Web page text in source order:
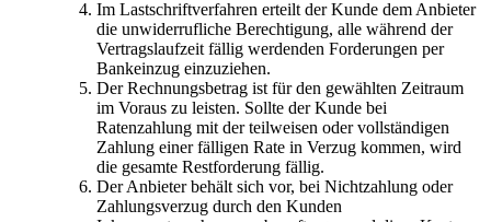
Im Lastschriftverfahren erteilt der Kunde dem Anbieter
die unwiderrufliche Berechtigung, alle während der
Vertragslaufzeit fällig werdenden Forderungen per
Bankeinzug einzuziehen.
Der Rechnungsbetrag ist für den gewählten Zeitraum
im Voraus zu leisten. Sollte der Kunde bei
Ratenzahlung mit der teilweisen oder vollständigen
Zahlung einer fälligen Rate in Verzug kommen, wird
die gesamte Restforderung fällig.
Der Anbieter behält sich vor, bei Nichtzahlung oder
Zahlungsverzug durch den Kunden